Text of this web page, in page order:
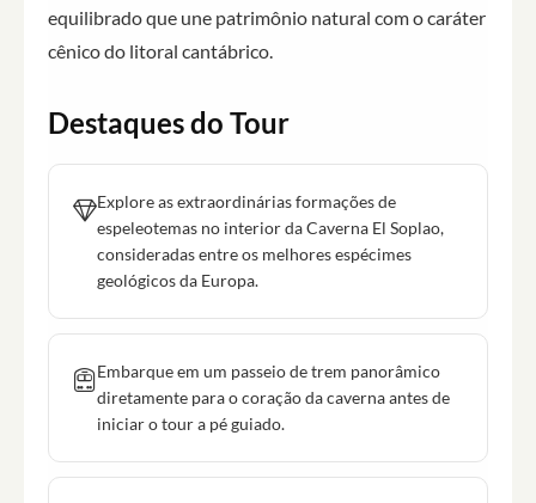
equilibrado que une patrimônio natural com o caráter
cênico do litoral cantábrico.
Destaques do Tour
Explore as extraordinárias formações de
espeleotemas no interior da Caverna El Soplao,
consideradas entre os melhores espécimes
geológicos da Europa.
Embarque em um passeio de trem panorâmico
diretamente para o coração da caverna antes de
iniciar o tour a pé guiado.